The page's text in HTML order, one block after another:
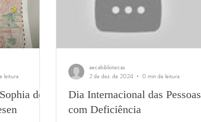
de
leitura
Dia Internacional das Pessoas
com Deficiência
aecabibliotecas
2 de dez. de 2024
0 min de leitura